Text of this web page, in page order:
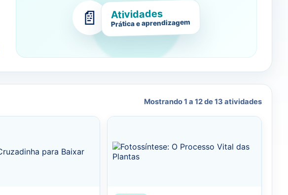
📄 Atividades
Prática e aprendizagem
Mostrando 1 a 12 de 13 atividades